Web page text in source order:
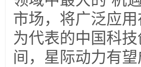
市场，将广泛应
为代表的中国科
间，星际动力有